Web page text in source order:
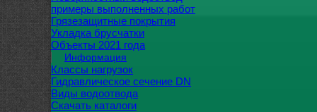
примеры выполненных работ
Грязезащитные покрытия
Укладка брусчатки
Объекты 2021 года
Информация
Классы нагрузок
Гидравлическое сечение DN
Виды водоотвода
Скачать каталоги